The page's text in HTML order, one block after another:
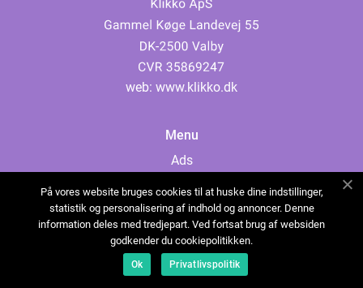
web: www.klikko.dk
Menu
Ads
Cookies
Contact
Sitemap
På vores website bruges cookies til at huske dine indstillinger,
statistik og personalisering af indhold og annoncer. Denne
information deles med tredjepart. Ved fortsat brug af websiden
godkender du cookiepolitikken.
Ok Privatlivspolitik